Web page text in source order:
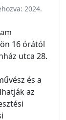
2024.
16 órától
utca 28.
és a
az